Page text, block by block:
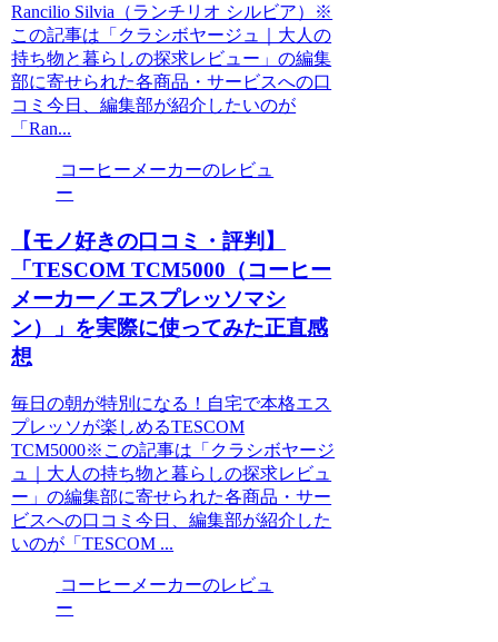
Rancilio Silvia（ランチリオ シルビア）※
この記事は「クラシボヤージュ｜大人の
持ち物と暮らしの探求レビュー」の編集
部に寄せられた各商品・サービスへの口
コミ今日、編集部が紹介したいのが
「Ran...
コーヒーメーカーのレビュ
ー
【モノ好きの口コミ・評判】
「TESCOM TCM5000（コーヒー
メーカー／エスプレッソマシ
ン）」を実際に使ってみた正直感
想
毎日の朝が特別になる！自宅で本格エス
プレッソが楽しめるTESCOM
TCM5000※この記事は「クラシボヤージ
ュ｜大人の持ち物と暮らしの探求レビュ
ー」の編集部に寄せられた各商品・サー
ビスへの口コミ今日、編集部が紹介した
いのが「TESCOM ...
コーヒーメーカーのレビュ
ー